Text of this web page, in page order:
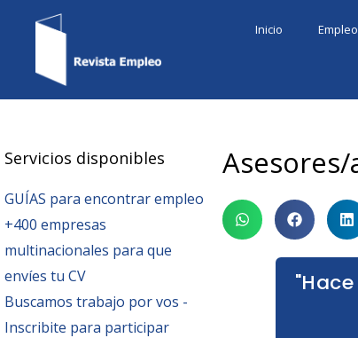
Inicio
Servicios disponibles
GUÍAS para encontrar empleo
+400 empresas
multinacionales para que
envíes tu CV
Buscamos trabajo por vos -
Inscribite para participar
Asesores/